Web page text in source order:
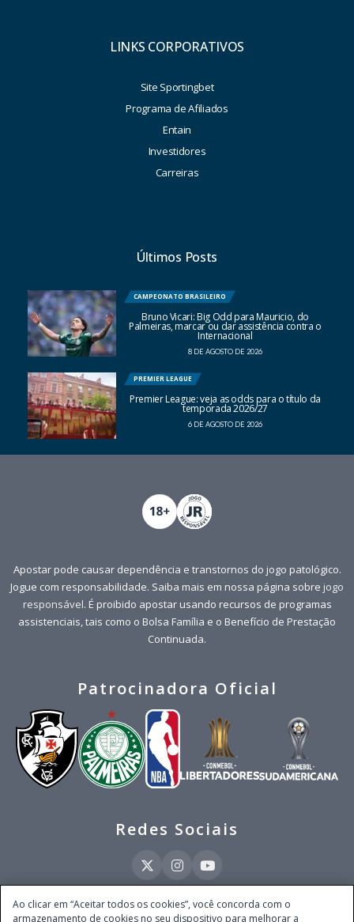
LINKS CORPORATIVOS
Site Sportingbet
Programa de Afiliados
Entain
Investidores
Carreiras
Últimos Posts
CAMPEONATO BRASILEIRO
Bruno Vicari: Big Odd para Mauricio, do
Palmeiras, marcar ou dar assistência contra o
Internacional
8 DE AGOSTO DE 2026
PREMIER LEAGUE
Premier League: veja as odds para o título da
temporada 2026/27
6 DE AGOSTO DE 2026
Apostar pode causar dependência e transtornos do jogo patológico.
Jogue com responsabilidade. Saiba mais em nossa página sobre jogo
responsável. É proibido apostar usando recursos de programas
assistenciais, tais como o Bolsa Família e o Benefício de Prestação
Continuada.
Patrocinadora Oficial
Redes Sociais
Este site é operado pela Ventmear Brasil LTDA (CNPJ 52.868.380/0001-84), com
Ao clicar em “Aceitar todos os cookies”, você concorda com o
armazenamento de cookies no seu dispositivo para melhorar a